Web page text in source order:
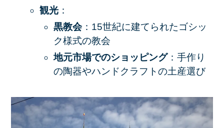
観光：
黒教会：15世紀に建てられたゴシッ
ク様式の教会
地元市場でのショッピング：手作り
の陶器やハンドクラフトの土産選び